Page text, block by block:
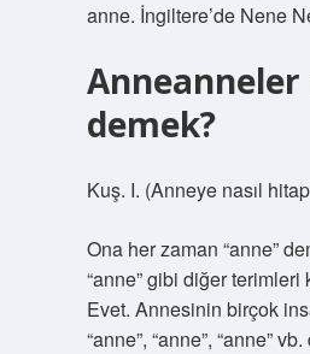
anne. İngiltere’de Nene
Anneanneler
demek?
Kuş. I. (Anneye nasıl
Ona her zaman “anne”
“anne” gibi diğer terimleri
Evet. Annesinin birçok
“anne”, “anne”, “anne”